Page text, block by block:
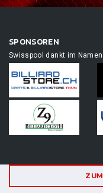
SPONSOREN
Swisspool dankt im